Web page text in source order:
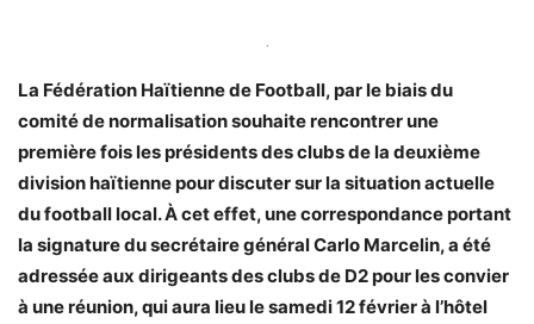
La Fédération Haïtienne de Football, par le biais du
comité de normalisation souhaite rencontrer une
première fois les présidents des clubs de la deuxième
division haïtienne pour discuter sur la situation actuelle
du football local. À cet effet, une correspondance portant
la signature du secrétaire général Carlo Marcelin, a été
adressée aux dirigeants des clubs de D2 pour les convier
à une réunion, qui aura lieu le samedi 12 février à l’hôtel